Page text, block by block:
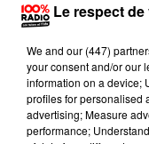
Le respect
We and our (447)
your consent and/or our
information on a device;
profiles for personalised
advertising; Measure
performance;